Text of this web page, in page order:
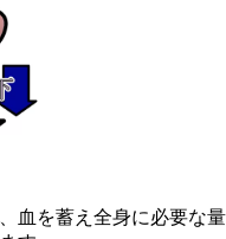
血を蓄え全身に必要な量